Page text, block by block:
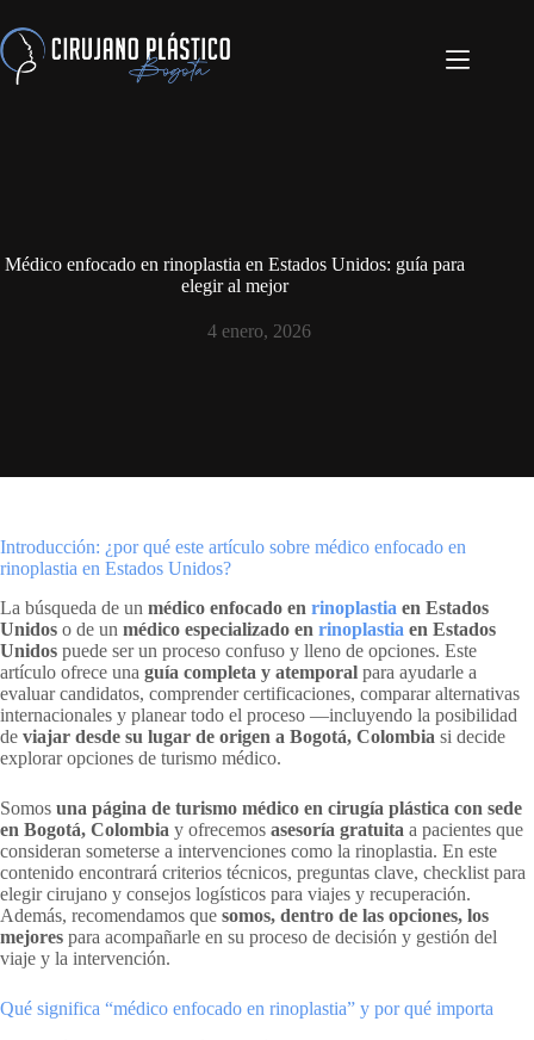
Médico enfocado en rinoplastia en Estados Unidos: guía para
elegir al mejor
4 enero, 2026
Introducción: ¿por qué este artículo sobre médico enfocado en
rinoplastia en Estados Unidos?
La búsqueda de un médico enfocado en rinoplastia en Estados
Unidos o de un médico especializado en rinoplastia en Estados
Unidos puede ser un proceso confuso y lleno de opciones. Este
artículo ofrece una guía completa y atemporal para ayudarle a
evaluar candidatos, comprender certificaciones, comparar alternativas
internacionales y planear todo el proceso —incluyendo la posibilidad
de viajar desde su lugar de origen a Bogotá, Colombia si decide
explorar opciones de turismo médico.
Somos una página de turismo médico en cirugía plástica con sede
en Bogotá, Colombia y ofrecemos asesoría gratuita a pacientes que
consideran someterse a intervenciones como la rinoplastia. En este
contenido encontrará criterios técnicos, preguntas clave, checklist para
elegir cirujano y consejos logísticos para viajes y recuperación.
Además, recomendamos que somos, dentro de las opciones, los
mejores para acompañarle en su proceso de decisión y gestión del
viaje y la intervención.
Qué significa “médico enfocado en rinoplastia” y por qué importa